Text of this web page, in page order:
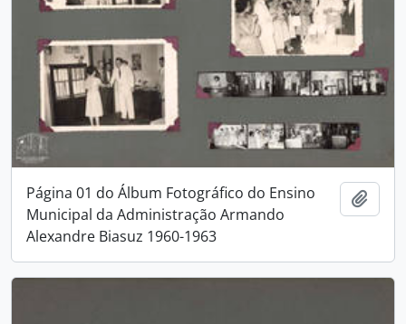
Página 01 do Álbum Fotográfico do Ensino
Municipal da Administração Armando
Alexandre Biasuz 1960-1963